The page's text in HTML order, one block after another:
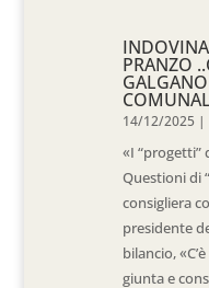
PRANZO
14/12/2025 |
«I “progetti”
Questioni di
consigliera
presidente
bilancio,
giunta e